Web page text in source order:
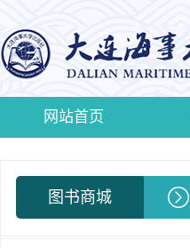
网站首页
图书商城